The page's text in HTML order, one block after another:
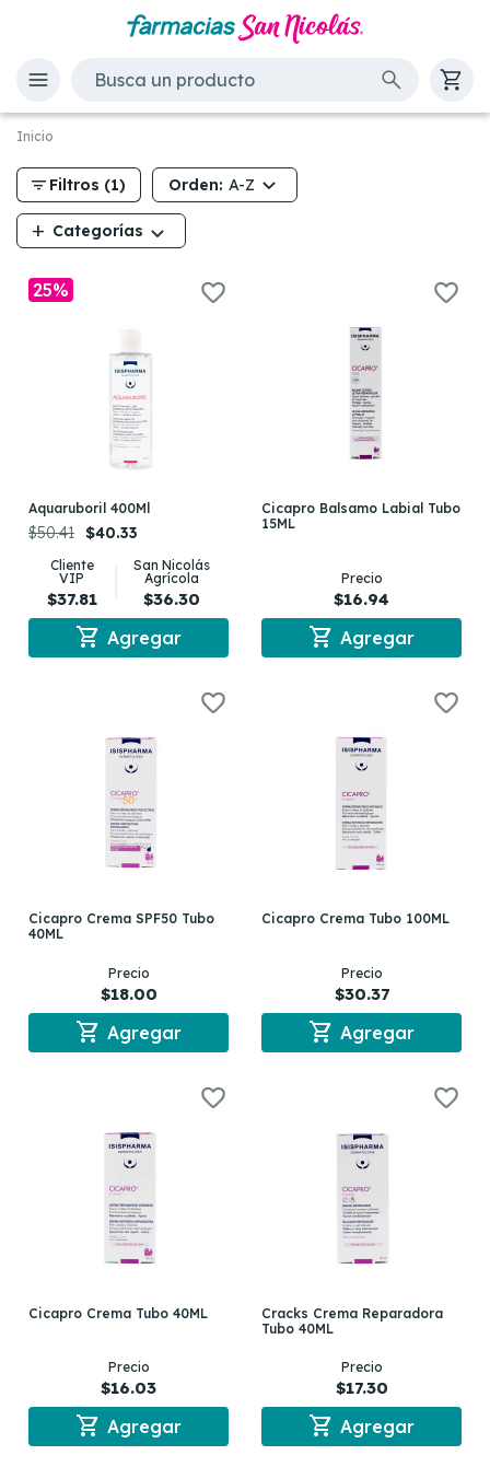
Inicio
filter_list Filtros (1) Orden: A-Z
add Categorías
25%
Aquaruboril 400Ml
$50.41 $40.33
Cliente
VIP
$37.81
San Nicolás
Agrícola
$36.30
shopping_cart Agregar
Cicapro Balsamo Labial Tubo
15ML
Precio
$16.94
shopping_cart Agregar
Cicapro Crema SPF50 Tubo
40ML
Precio
$18.00
shopping_cart Agregar
Cicapro Crema Tubo 100ML
Precio
$30.37
shopping_cart Agregar
Cicapro Crema Tubo 40ML
Precio
$16.03
shopping_cart Agregar
Cracks Crema Reparadora
Tubo 40ML
Precio
$17.30
shopping_cart Agregar